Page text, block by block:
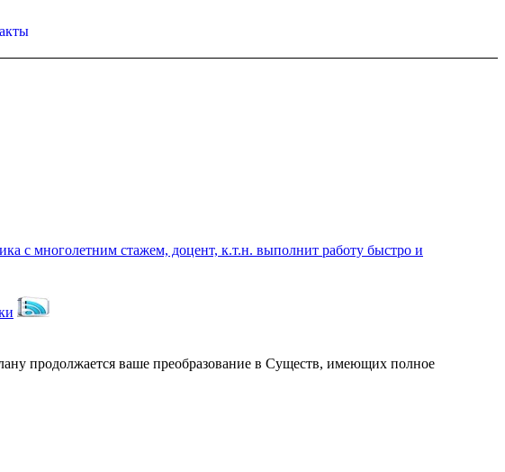
с многолетним стажем, доцент, к.т.н. выполнит работу быстро и
продолжается ваше преобразование в Существ, имеющих полное